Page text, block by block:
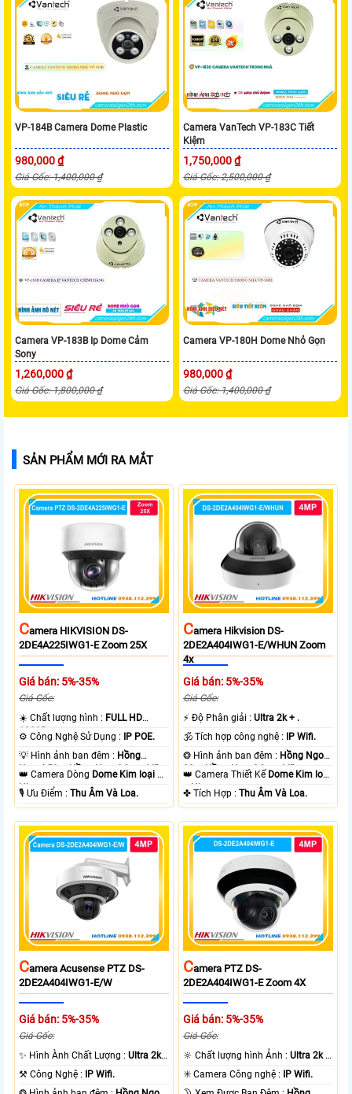
VP-184B Camera Dome Plastic
980,000 ₫
Giá Gốc: 1,400,000 ₫
Camera VanTech VP-183C Tiết
Kiệm
1,750,000 ₫
Giá Gốc: 2,500,000 ₫
Camera VP-183B Ip Dome Cảm
Sony
1,260,000 ₫
Giá Gốc: 1,800,000 ₫
Camera VP-180H Dome Nhỏ Gọn
980,000 ₫
Giá Gốc: 1,400,000 ₫
SẢN PHẨM MỚI RA MẮT
CAmera HIKVISION DS-
2DE4A225IWG1-E Zoom 25X
Giá bán: 5%-35%
Giá Gốc:
☀️ Chất lượng hình : FULL HD
1080P .
⚙ Công Nghệ Sử Dụng :
IP POE.
💡 Hình ảnh ban đêm : Hồng
Ngoại 50m Hồng Ngoại Smart IR.
👑 Camera Dòng Dome Kim loại +
Nhựa.
️🎙 Ưu Điểm :Thu Âm Và Loa.
CAmera Hikvision DS-
2DE2A404IWG1-E/WHUN Zoom
4x
Giá bán: 5%-35%
Giá Gốc:
️⚡ Độ Phân giải :Ultra 2k + .
🕉️ Tích hợp công nghệ :
IP Wifi.
❂ Hình ảnh ban đêm : Hồng Ngoại
20m Hồng Ngoại Smart IR.
👑 Camera Thiết Kế Dome Kim loại
+ Nhựa.
️✤ Tích Hợp :Thu Âm Và Loa.
CAmera Acusense PTZ DS-
2DE2A404IWG1-E/W
Giá bán: 5%-35%
Giá Gốc:
✨ Hình Ành Chất Lượng :Ultra 2k
+ .
⚒ Công Nghệ :
IP Wifi.
CAmera PTZ DS-
2DE2A404IWG1-E Zoom 4X
Giá bán: 5%-35%
Giá Gốc:
🔆 Chất lượng hình Ảnh :Ultra 2k +
.
✳️ Camera Công nghệ :
IP Wifi.